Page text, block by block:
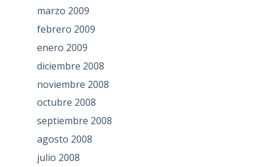
marzo 2009
febrero 2009
enero 2009
diciembre 2008
noviembre 2008
octubre 2008
septiembre 2008
agosto 2008
julio 2008